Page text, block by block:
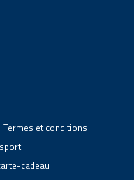
Termes et conditions
cadeau